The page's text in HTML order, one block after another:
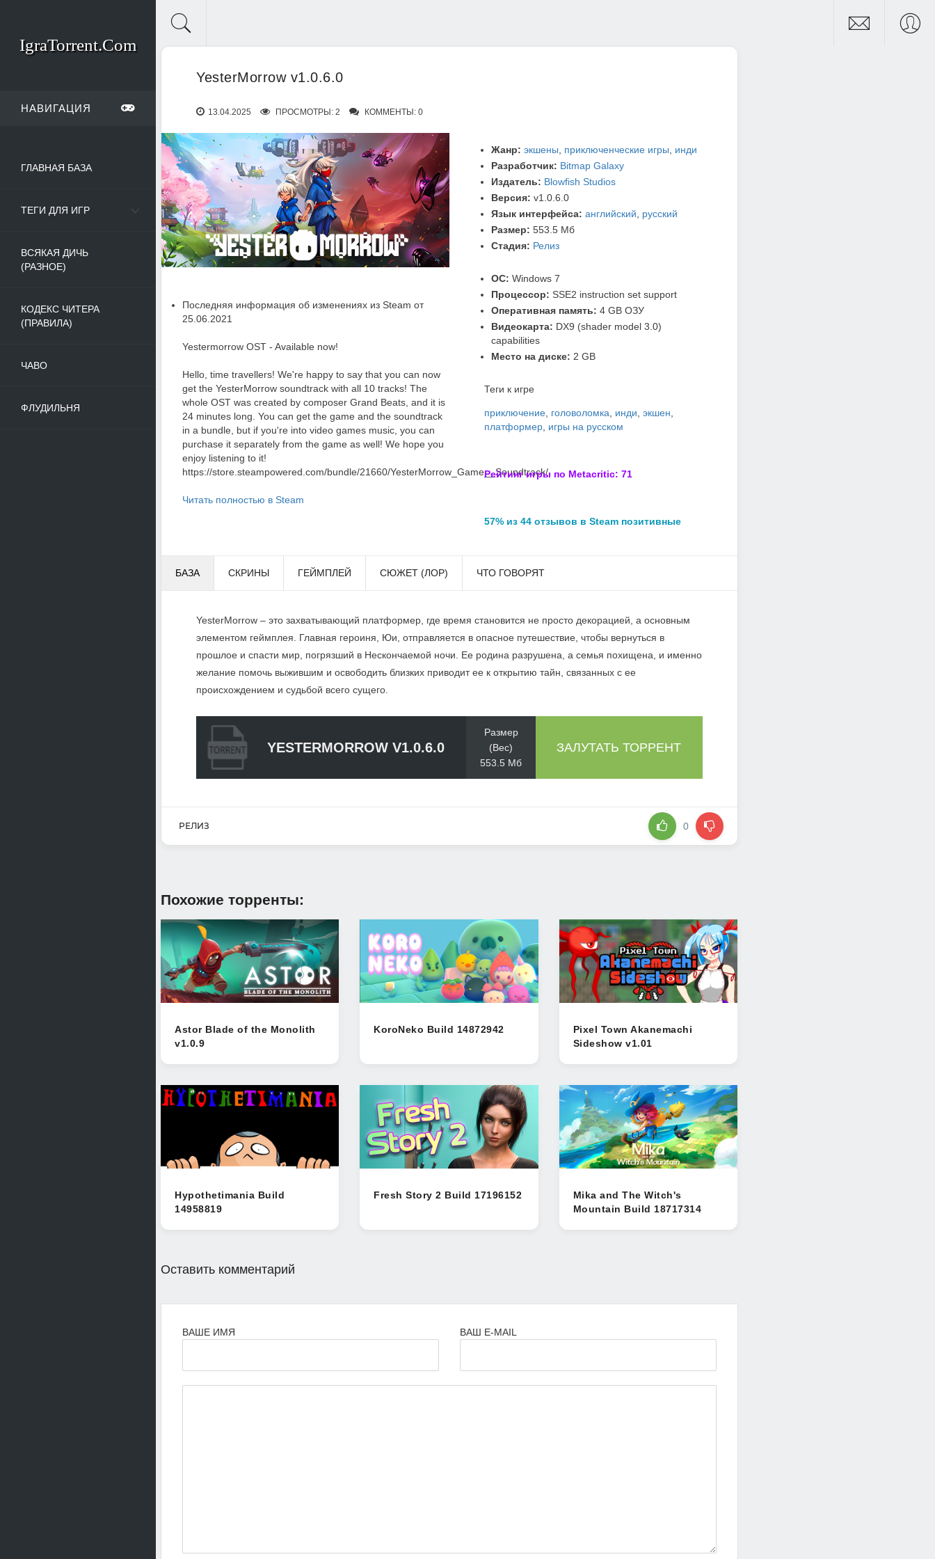
IgraTorrent.Com
НАВИГАЦИЯ
ГЛАВНАЯ БАЗА
ТЕГИ ДЛЯ ИГР
ВСЯКАЯ ДИЧЬ
(РАЗНОЕ)
КОДЕКС ЧИТЕРА
(ПРАВИЛА)
ЧАВО
ФЛУДИЛЬНЯ
YesterMorrow v1.0.6.0
13.04.2025 ПРОСМОТРЫ: 2 КОММЕНТЫ: 0
Последняя информация об изменениях из Steam от
25.06.2021
Yestermorrow OST - Available now!
Hello, time travellers! We're happy to say that you can now
get the YesterMorrow soundtrack with all 10 tracks! The
whole OST was created by composer Grand Beats, and it is
24 minutes long. You can get the game and the soundtrack
in a bundle, but if you're into video games music, you can
purchase it separately from the game as well! We hope you
enjoy listening to it!
https://store.steampowered.com/bundle/21660/YesterMorrow_Game__Soundtrack/
Читать полностью в Steam
Жанр: экшены приключенческие игры
инди
Разработчик: Bitmap Galaxy
Издатель: Blowfish Studios
Версия: v1.0.6.0
Язык интерфейса: английский
русский
Размер: 553.5 Мб
Стадия: Релиз
ОС: Windows 7
Процессор: SSE2 instruction set support
Оперативная память: 4 GB ОЗУ
Видеокарта: DX9 (shader model 3.0)
capabilities
Место на диске: 2 GB
Теги к игре
приключение, головоломка инди экшен
платформер, игры на русском
Рейтинг игры по Metacritic: 71
57% из 44 отзывов в Steam позитивные
БАЗА СКРИНЫ ГЕЙМПЛЕЙ СЮЖЕТ (ЛОР) ЧТО ГОВОРЯТ
YesterMorrow – это захватывающий платформер, где время становится не просто декорацией, а основным
элементом геймплея. Главная героиня, Юи, отправляется в опасное путешествие, чтобы вернуться в
прошлое и спасти мир, погрязший в Нескончаемой ночи. Ее родина разрушена, а семья похищена, и именно
желание помочь выжившим и освободить близких приводит ее к открытию тайн, связанных с ее
происхождением и судьбой всего сущего.
YESTERMORROW V1.0.6.0
Размер
(Вес)
553.5 Мб
ЗАЛУТАТЬ ТОРРЕНТ
РЕЛИЗ 0
Похожие торренты:
Astor Blade of the Monolith
v1.0.9
KoroNeko Build 14872942
Pixel Town Akanemachi
Sideshow v1.01
Hypothetimania Build
14958819
Fresh Story 2 Build 17196152
Mika and The Witch's
Mountain Build 18717314
Оставить комментарий
ВАШЕ ИМЯ ВАШ E-MAIL